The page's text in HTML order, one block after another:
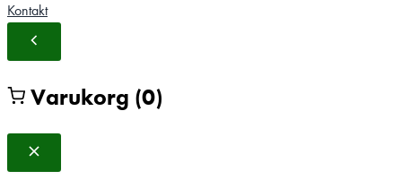
Kontakt
Varukorg (0)